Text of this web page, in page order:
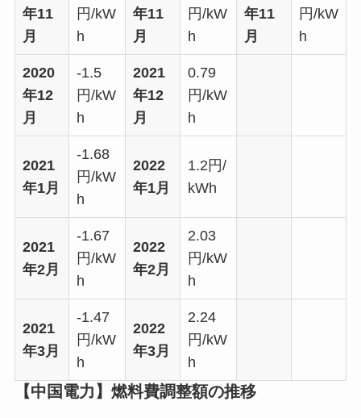
年11
月
円/kW
h
年11
月
円/kW
h
年11
月
円/kW
h
2020
年12
月
-1.5
円/kW
h
2021
年12
月
0.79
円/kW
h
2021
年1月
-1.68
円/kW
h
2022
年1月
1.2円/
kWh
2021
年2月
-1.67
円/kW
h
2022
年2月
2.03
円/kW
h
2021
年3月
-1.47
円/kW
h
2022
年3月
2.24
円/kW
h
【中国電力】燃料費調整額の推移